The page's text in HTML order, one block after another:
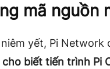
mã nguồn
yết, Pi Network
cho biết tiến trình Pi